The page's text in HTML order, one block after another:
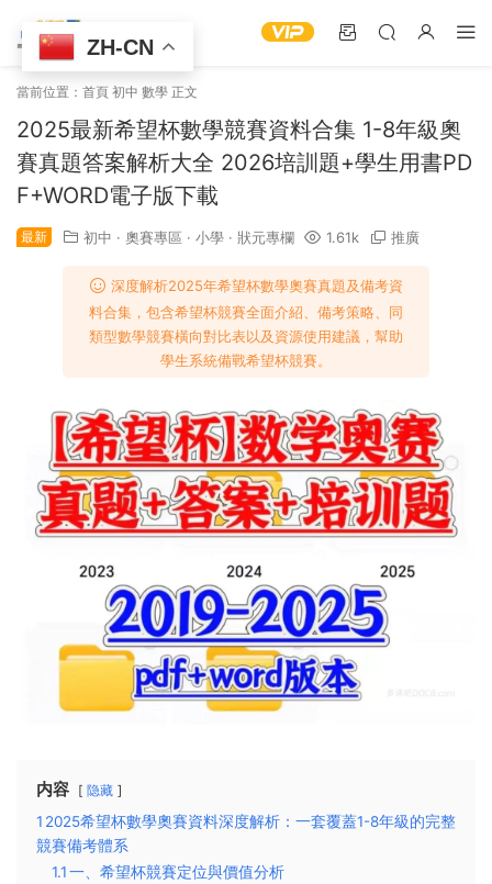
當前位置： 首頁 初中 數學 正文
2025最新希望杯數學競賽資料合集 1-8年級奧
賽真題答案解析大全 2026培訓題+學生用書PD
F+WORD電子版下載
最新 初中 · 奧賽專區 · 小學 · 狀元專欄 1.61k 推廣
深度解析2025年希望杯數學奧賽真題及備考資
料合集，包含希望杯競賽全面介紹、備考策略、同
類型數學競賽橫向對比表以及資源使用建議，幫助
學生系統備戰希望杯競賽。
内容 隐藏
1 ​2025希望杯數學奧賽資料深度解析：一套覆蓋1-8年級的完整
競賽備考體系​
1.1​一、希望杯競賽定位與價值分析​
ZH-CN